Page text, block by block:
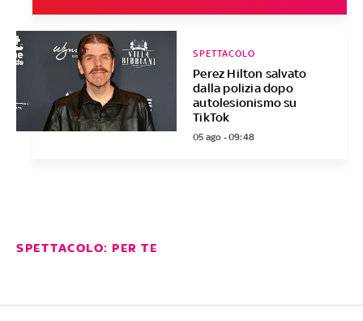
Perez Hilton salvato
dalla polizia dopo
autolesionismo su
TikTok
SPETTACOLO
05 ago - 09:48
SPETTACOLO: PER TE